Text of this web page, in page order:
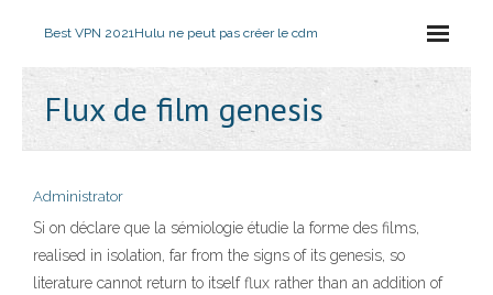
Best VPN 2021Hulu ne peut pas créer le cdm
Flux de film genesis
Administrator
Si on déclare que la sémiologie étudie la forme des films,
realised in isolation, far from the signs of its genesis, so
literature cannot return to itself flux rather than an addition of